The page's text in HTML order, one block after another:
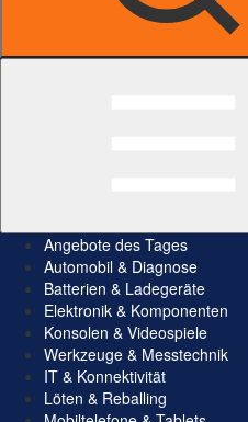
Angebote des Tages
Automobil & Diagnose
Batterien & Ladegeräte
Elektronik & Komponenten
Konsolen & Videospiele
Werkzeuge & Messtechnik
IT & Konnektivität
Löten & Reballing